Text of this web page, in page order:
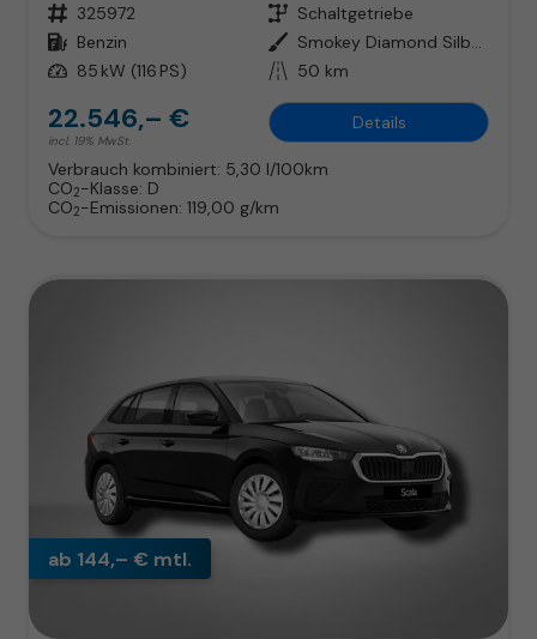
Fahrzeugnr. 325972 Getriebe Schaltgetriebe
Kraftstoff Benzin Außenfarbe
Smokey Diamond Silber Metallic
Leistung 85 kW (116 PS) Kilometerstand 50 km
22.546,– €
incl. 19% MwSt.
Details
Verbrauch kombiniert: 5,30 l/100km
CO2-Klasse: D
CO2-Emissionen: 119,00 g/km
ab 144,– € mtl.